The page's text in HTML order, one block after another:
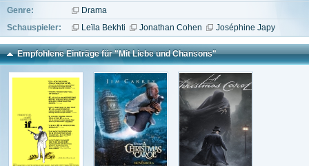
Genre:
Drama
Schauspieler:
Leïla Bekhti Jonathan Cohen Joséphine Japy
Empfohlene Einträge für "Mit Liebe und Chansons"